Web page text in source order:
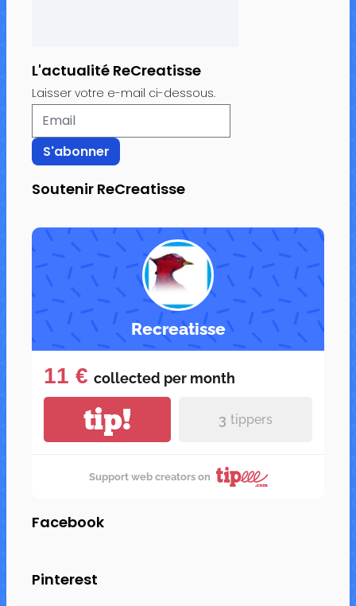
L'actualité ReCreatisse
Laisser votre e-mail ci-dessous.
Soutenir ReCreatisse
Recreatisse
11 € collected per month
tip! 3 tippers
Support web creators on
Facebook
Pinterest